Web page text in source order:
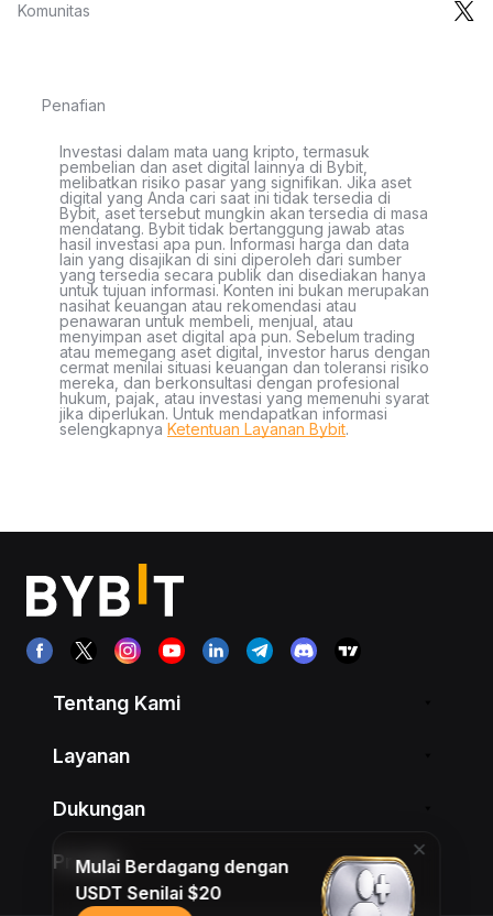
Komunitas
Penafian
Investasi dalam mata uang kripto, termasuk
pembelian dan aset digital lainnya di Bybit,
melibatkan risiko pasar yang signifikan. Jika aset
digital yang Anda cari saat ini tidak tersedia di
Bybit, aset tersebut mungkin akan tersedia di masa
mendatang. Bybit tidak bertanggung jawab atas
hasil investasi apa pun. Informasi harga dan data
lain yang disajikan di sini diperoleh dari sumber
yang tersedia secara publik dan disediakan hanya
untuk tujuan informasi. Konten ini bukan merupakan
nasihat keuangan atau rekomendasi atau
penawaran untuk membeli, menjual, atau
menyimpan aset digital apa pun. Sebelum trading
atau memegang aset digital, investor harus dengan
cermat menilai situasi keuangan dan toleransi risiko
mereka, dan berkonsultasi dengan profesional
hukum, pajak, atau investasi yang memenuhi syarat
jika diperlukan. Untuk mendapatkan informasi
selengkapnya Ketentuan Layanan Bybit.
Tentang Kami
Layanan
Dukungan
Produk
Mulai Berdagang dengan
USDT Senilai $20